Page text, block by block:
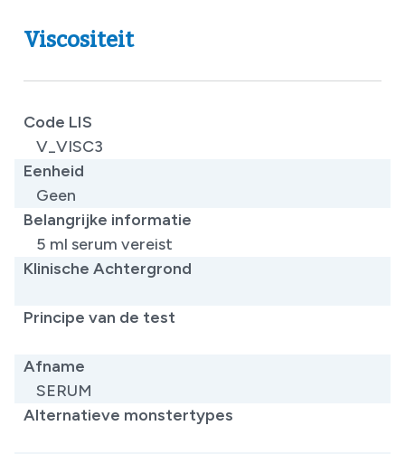
Viscositeit
Code LIS
V_VISC3
Eenheid
Geen
Belangrijke informatie
​5 ml serum vereist
Klinische Achtergrond
Principe van de test
Afname
SERUM
Alternatieve monstertypes